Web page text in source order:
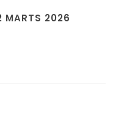
MARTS 2026